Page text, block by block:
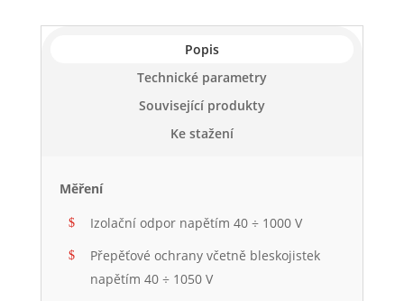
Popis
Technické parametry
Související produkty
Ke stažení
Měření
Izolační odpor napětím 40 ÷ 1000 V
Přepěťové ochrany včetně bleskojistek
napětím 40 ÷ 1050 V